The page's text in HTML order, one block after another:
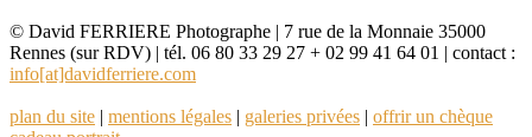
© David FERRIERE Photographe | 7 rue de la Monnaie 35000
Rennes (sur RDV) | tél. 06 80 33 29 27 + 02 99 41 64 01 | contact :
info[at]davidferriere.com
plan du site | mentions légales | galeries privées | offrir un chèque